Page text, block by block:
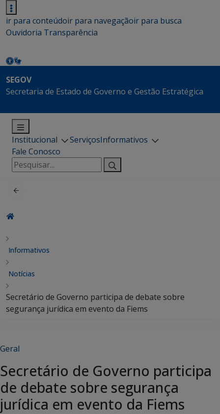
ir para conteúdoir para navegaçãoir para busca
Ouvidoria Transparência
SEGOV
Secretaria de Estado de Governo e Gestão Estratégica
Institucional ServiçosInformativos
Fale Conosco
Pesquisar
por:
Informativos
Notícias
Secretário de Governo participa de debate sobre
segurança jurídica em evento da Fiems
Geral
Secretário de Governo participa
de debate sobre segurança
jurídica em evento da Fiems